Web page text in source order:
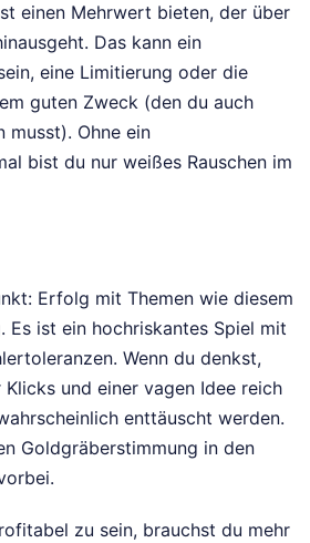
einen Mehrwert bieten, der über
Das kann ein
eine Limitierung oder die
guten Zweck (den du auch
musst). Ohne ein
bist du nur weißes Rauschen im
Erfolg mit Themen wie diesem
Es ist ein hochriskantes Spiel mit
Wenn du denkst,
und einer vagen Idee reich
enttäuscht werden.
Goldgräberstimmung in den
zu sein, brauchst du mehr